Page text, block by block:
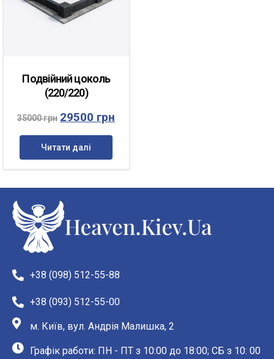
Подвійний цоколь
(220/220)
35000грн 29500 грн
Читати далі
+38 (098) 512-55-88
+38 (093) 512-55-00
м. Київ, вул. Андрія Малишка, 2
Графік работи: ПН - ПТ з 10:00 до 18:00; СБ з 10: 00